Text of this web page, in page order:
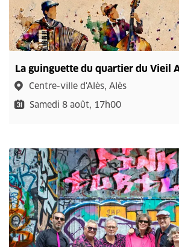
La guinguette du quartier du Vieil
Centre-ville d'Alès, Alès
Samedi 8 août, 17h00